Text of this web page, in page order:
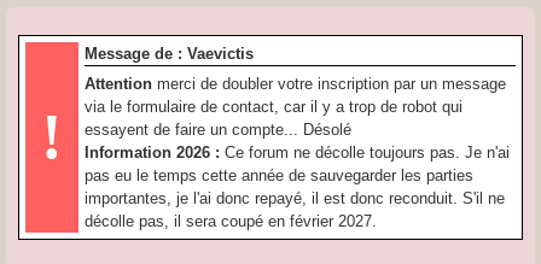
pi s on ist
!
Message de : Vaevictis
Attention merci de doubler votre inscription par un message
via le formulaire de contact, car il y a trop de robot qui
essayent de faire un compte... Désolé
Information 2026 : Ce forum ne décolle toujours pas. Je n'ai
pas eu le temps cette année de sauvegarder les parties
importantes, je l'ai donc repayé, il est donc reconduit. S'il ne
décolle pas, il sera coupé en février 2027.